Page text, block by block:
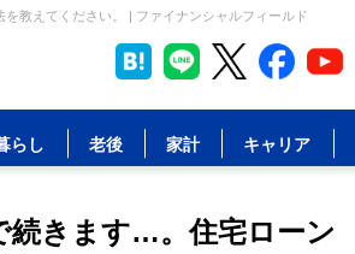
教えてください。 | ファイナンシャルフィールド
らし 老後 家計 キャリア
続きます…。住宅ローン